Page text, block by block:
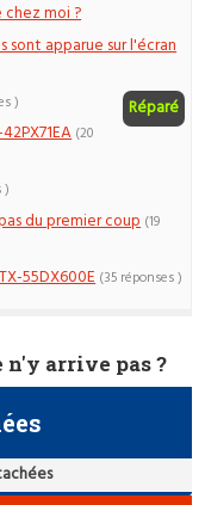
moi ?
sont apparue sur l'écran
Réparé
)
(20
)
du premier coup (19
55DX600E (35 réponses )
n'y arrive pas ?